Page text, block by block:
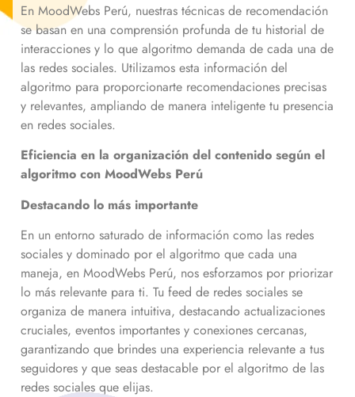
En MoodWebs Perú, nuestras técnicas de recomendación
se basan en una comprensión profunda de tu historial de
interacciones y lo que algoritmo demanda de cada una de
las redes sociales. Utilizamos esta información del
algoritmo para proporcionarte recomendaciones precisas
y relevantes, ampliando de manera inteligente tu presencia
en redes sociales.
Eficiencia en la organización del contenido según el
algoritmo con MoodWebs Perú
Destacando lo más importante
En un entorno saturado de información como las redes
sociales y dominado por el algoritmo que cada una
maneja, en MoodWebs Perú, nos esforzamos por priorizar
lo más relevante para ti. Tu feed de redes sociales se
organiza de manera intuitiva, destacando actualizaciones
cruciales, eventos importantes y conexiones cercanas,
garantizando que brindes una experiencia relevante a tus
seguidores y que seas destacable por el algoritmo de las
redes sociales que elijas.